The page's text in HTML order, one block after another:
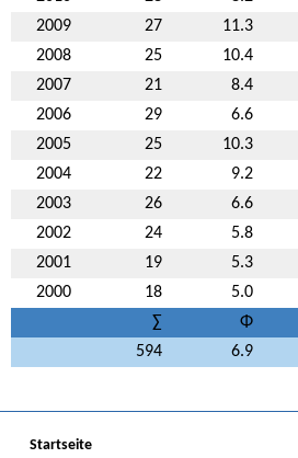
2009
27 11.3
2008
25 10.4
2007
21 8.4
2006
29 6.6
2005
25 10.3
2004
22 9.2
2003
26 6.6
2002
24 5.8
2001
19 5.3
2000
18 5.0
∑
Φ
594
6.9
Startseite